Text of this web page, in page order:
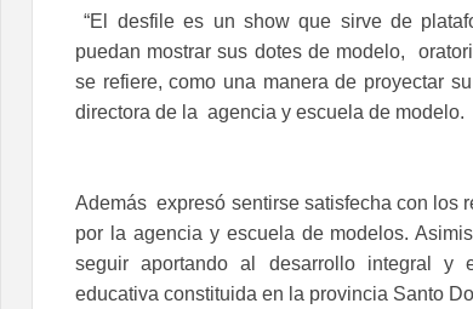
“El desfile es un show que sirve de
puedan mostrar sus dotes de modelo,
se refiere, como una manera de proyectar
directora de la agencia y escuela de modelo.
Además expresó sentirse satisfecha con los
por la agencia y escuela de modelos.
seguir aportando al desarrollo integral
educativa constituida en la provincia Santo